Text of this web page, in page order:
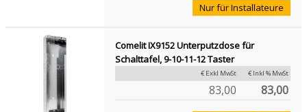
Nur für Installateure
Comelit IX9152 Unterputzdose für
Schalttafel, 9-10-11-12 Taster
€ Exkl MwSt € Inkl % MwSt
83,00 83,00